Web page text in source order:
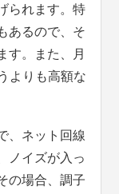
られます。特
あるので、そ
す。また、月
よりも高額な
、ネット回線
ノイズが入っ
の場合、調子